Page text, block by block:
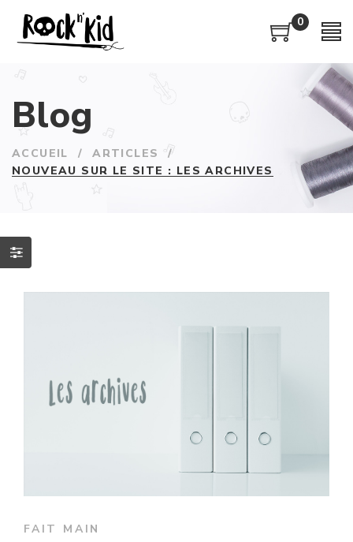
0
Blog
ACCUEIL / ARTICLES
/
NOUVEAU SUR LE SITE : LES ARCHIVES
FAIT MAIN